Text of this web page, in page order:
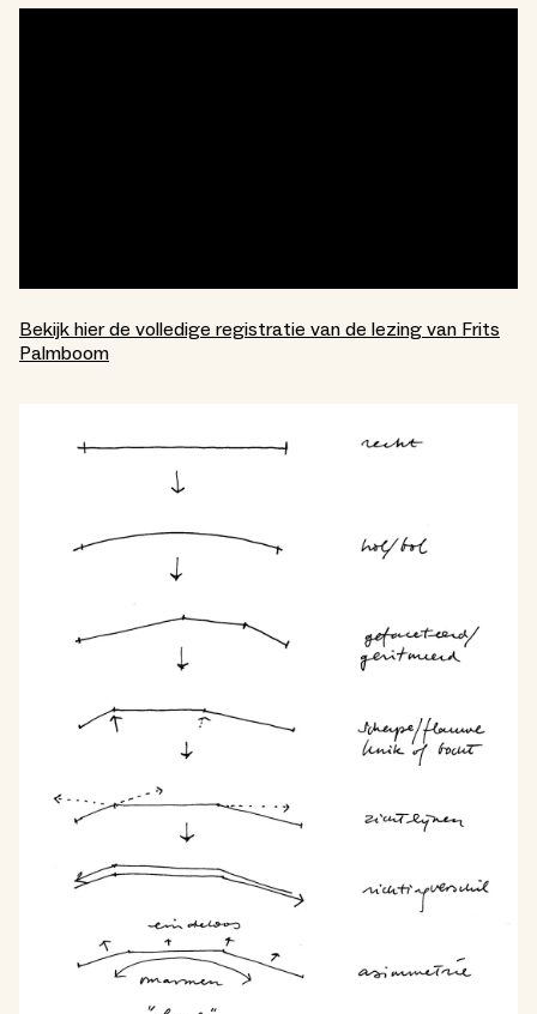
Bekijk hier de volledige registratie van de lezing van Frits
Palmboom